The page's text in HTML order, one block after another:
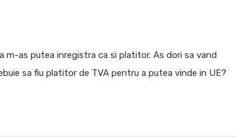
m-as putea inregistra ca si platitor. As dori sa vand
sa fiu platitor de TVA pentru a putea vinde in UE?